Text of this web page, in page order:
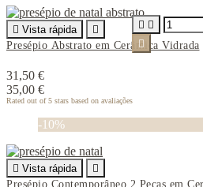
 Vista rápida

Presépio Abstrato em Cerâmica Vidrada
31,50 €
35,00 €
Rated out of 5 stars based on avaliações
 

-10%
 Vista rápida

Presépio Contemporâneo 2 Peças em